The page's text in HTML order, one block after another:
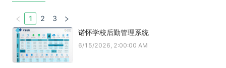
1 2
3
诺怀学校后勤管理系统
6/15/2026, 2:00:00 AM